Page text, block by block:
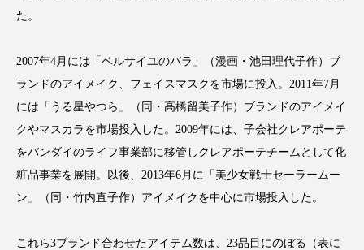
スキンケア スキンケア 習慣
スキンケアルーティン ストレス スパ
スマートウォッチ スマートパッチ
た。
2007年4月には「ベルサイユのバラ」（漫画・池田理代子作）ブ
ランドのアイメイク、フェイスマスクを市場に投入。2011年7月
には「うる星やつら」（同・高橋留美子作）ブランドのアイメイ
クやマスカラを市場投入した。2009年には、子会社クレアポーテ
をバンダイのライフ事業部に移管しクレアポーテチームとして化
粧品事業を展開。以後、2013年6月に「美少女戦士セーラームー
ン」（同・竹内直子作）アイメイクを中心に市場投入した。
これら3ブランド合わせたアイテム数は、23品目にのぼる（表に